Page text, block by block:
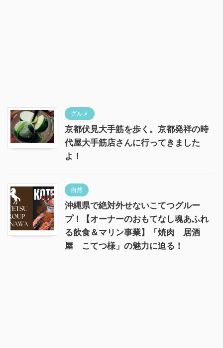
グルメ
京都伏見大手筋を歩く。京都発祥の時
代屋大手筋店さんに行ってきました
よ！
自然
沖縄県で絶対外せないこてつグルー
プ！【オーナーのおもてなし魂あふれ
る飲食＆マリン事業】「焼肉 居酒
屋 こてつ様」の魅力に迫る！